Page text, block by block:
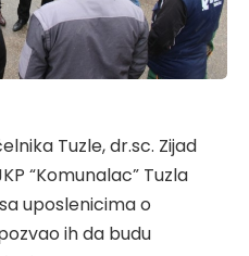
Tuzle, dr.sc. Zijad
“Komunalac” Tuzla
uposlenicima o
ih da budu